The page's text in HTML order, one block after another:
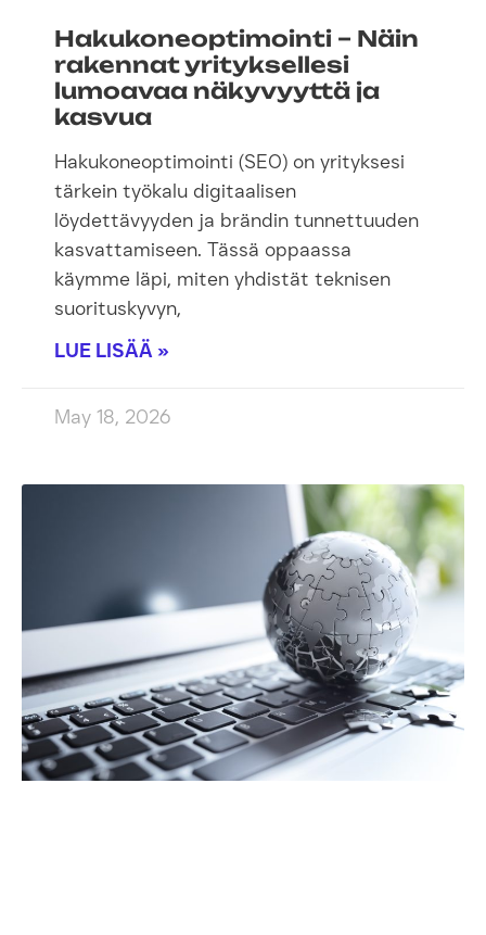
Hakukoneoptimointi – Näin
rakennat yrityksellesi
lumoavaa näkyvyyttä ja
kasvua
Hakukoneoptimointi (SEO) on yrityksesi
tärkein työkalu digitaalisen
löydettävyyden ja brändin tunnettuuden
kasvattamiseen. Tässä oppaassa
käymme läpi, miten yhdistät teknisen
suorituskyvyn,
LUE LISÄÄ »
May 18, 2026